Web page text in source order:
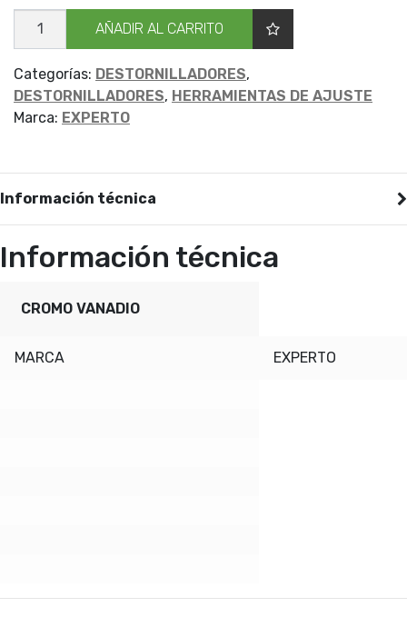
DESTORNILLADOR
EXPERT
cantidad
AÑADIR AL CARRITO
Categorías: DESTORNILLADORES,
DESTORNILLADORES, HERRAMIENTAS DE AJUSTE
Marca: EXPERTO
Información técnica
Información técnica
CROMO VANADIO
MARCA EXPERTO